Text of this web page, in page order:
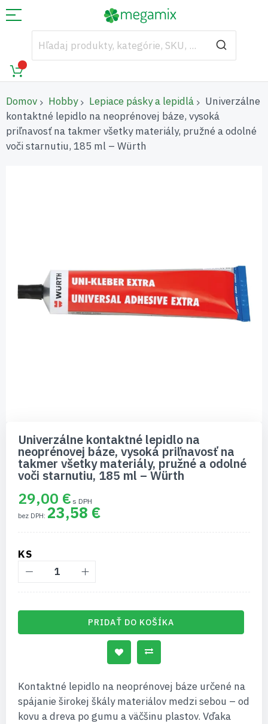
Domov Hobby Lepiace pásky a lepidlá
Univerzálne
kontaktné lepidlo na neoprénovej báze, vysoká
priľnavosť na takmer všetky materiály, pružné a odolné
voči starnutiu, 185 ml – Würth
začiatok
galérie
obrázkov
Univerzálne kontaktné lepidlo na
neoprénovej báze, vysoká priľnavosť na
takmer všetky materiály, pružné a odolné
voči starnutiu, 185 ml – Würth
29,00 €
23,58 €
KS
PRIDAŤ DO KOŠÍKA
Kontaktné lepidlo na neoprénovej báze určené na
spájanie širokej škály materiálov medzi sebou – od
kovu a dreva po gumu a väčšinu plastov. Vďaka